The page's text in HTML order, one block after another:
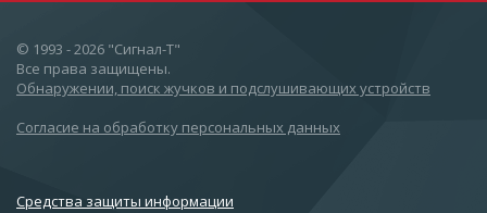
© 1993 - 2026 "Сигнал-Т"
Все права защищены.
Обнаружении, поиск жучков и подслушивающих устройств
Согласие на обработку персональных данных
Cредства защиты информации